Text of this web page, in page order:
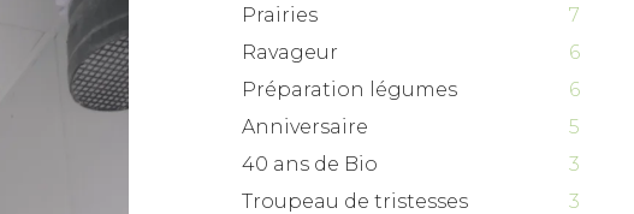
Prairies
7
Ravageur
6
Préparation légumes
6
Anniversaire
5
40 ans de Bio
3
Troupeau de tristesses
3